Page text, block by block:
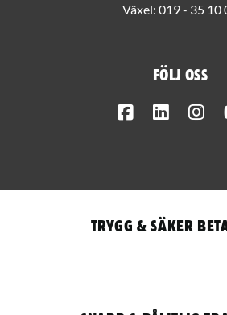
Växel: 019 - 35 10
Följ oss
Facebook
Trygg & säker